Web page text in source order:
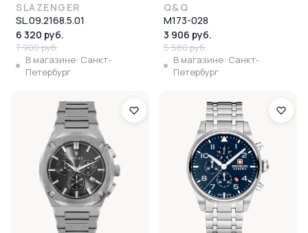
SLAZENGER
SL.09.2168.5.01
6 320 руб.
7 900 руб.
В магазине: Санкт-
Петербург
Q&Q
M173-028
3 906 руб.
5 580 руб.
В магазине: Санкт-
Петербург